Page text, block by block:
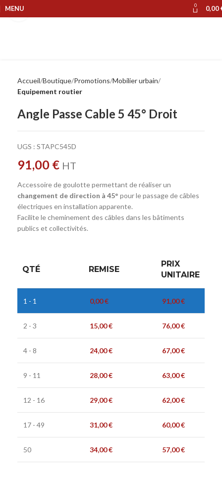
MENU 0 0,00
Accueil Boutique Promotions Mobilier urbain
Equipement routier
Angle Passe Cable 5 45° Droit
UGS : STAPC545D
91,00 € HT
Accessoire de goulotte permettant de réaliser un
changement de direction à 45° pour le passage de câbles
électriques en installation apparente.
Facilite le cheminement des câbles dans les bâtiments
publics et collectivités.
QTÉ REMISE
PRIX
UNITAIRE
1 - 1 0,00€ 91,00€
2 - 3 15,00€ 76,00€
4 - 8 24,00€ 67,00€
9 - 11 28,00€ 63,00€
12 - 16 29,00€ 62,00€
17 - 49 31,00€ 60,00€
50 34,00€ 57,00€